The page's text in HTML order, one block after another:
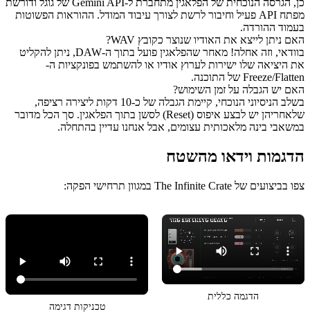
מפתח API פעיל וחיבור לרשת לצורך עיבוד המודל. ההוראות הפשוטות
בעמוד ההורדה.
האם ניתן לייצא את האודיו שנוצר כקובץ WAV?
בוודאי, וזה אחלה! מאחר שהפלאגין פועל בתוך ה-DAW, ניתן להקליט
את היציאה שלו ישירות לערוץ אודיו או להשתמש בפונקציות ה-
Freeze/Flatten של התוכנה.
האם יש הגבלה על זמן השימוש?
בשלב הניסיוני הנוכחי, קיימת הגבלה של כ-10 דקות ליצירה רציפה,
שלאחריהן יש לבצע איפוס (Reset) לסשן בתוך הפלאגין. סך הכל מדובר
במשאבי בינה מלאכותית עצומים, אבל אנחנו עדיין בהתחלה.
הדגמות וידאו מהשטח
צפו בביצועים של The Infinite Crate במגוון תרחישי הפקה:
הדגמה כללית
טכניקות דגימה